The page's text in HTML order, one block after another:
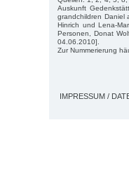
Auskunft
grandchildren Daniel
Hinrich und Lena-
Personen, Donat
04.06.2010].
Zur Nummerierung
IMPRESSUM /